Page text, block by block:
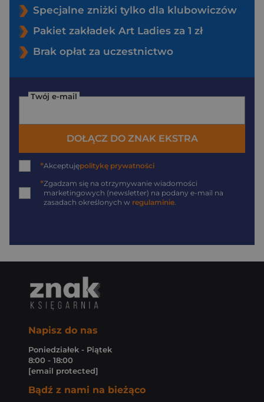
Specjalne zniżki tylko dla klubowiczów
Pakiet zakładek Art Ladies za 1 zł
Brak opłat za uczestnictwo
Twój e-mail
DOŁĄCZ DO ZNAK EKSTRA
*Akceptujępolitykę prywatności
*Zgadzam się na otrzymywanie wiadomości
marketingowych (newsletter) na podany e-mail na
zasadach określonych w regulaminie.
Napisz do nas
Poniedziałek - Piątek
8:00 - 18:00
[email protected]
Bądź z nami na bieżąco